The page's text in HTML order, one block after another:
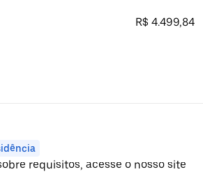
R$ 4.499,84
requisitos, acesse o nosso site